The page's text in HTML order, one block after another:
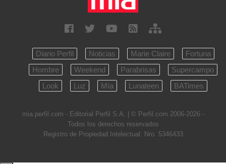
Diario Perfil Noticias Marie Claire
Fortuna
Hombre
Weekend Parabrisas
Supercampo
Look
Luz Mía Lunateen BATimes
mia.perfil.com - Editorial Perfil S.A.
| © Perfil.com 2006-2026 -
Todos los derechos reservados
Registro de Propiedad Intelectual: Nro. 5346433